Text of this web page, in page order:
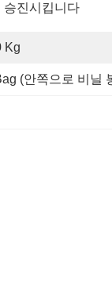
승진시킵니다
Kg
(안쪽으로 비닐